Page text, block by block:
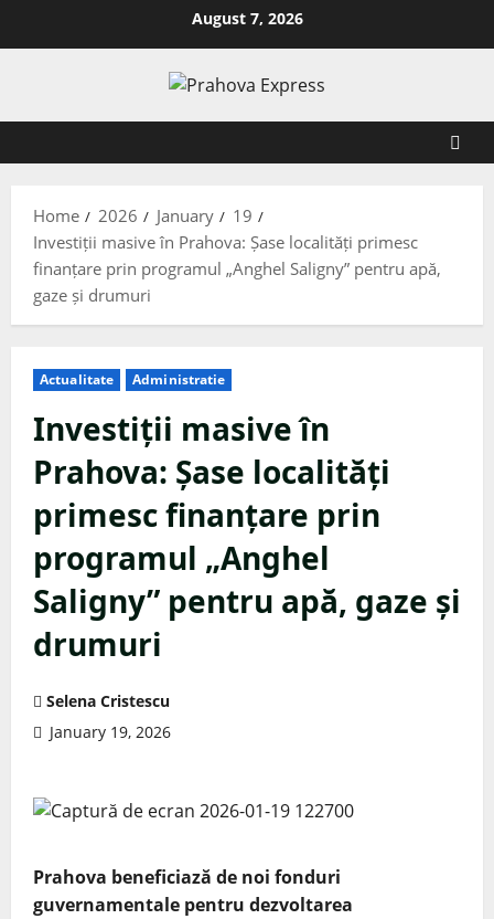
August 7, 2026
Home 2026 January
19
Investiții masive în Prahova: Șase localități primesc
finanțare prin programul „Anghel Saligny” pentru apă,
gaze și drumuri
Actualitate Administratie
Investiții masive în
Prahova: Șase localități
primesc finanțare prin
programul „Anghel
Saligny” pentru apă, gaze și
drumuri
Selena Cristescu
January 19, 2026
Prahova beneficiază de noi fonduri
guvernamentale pentru dezvoltarea